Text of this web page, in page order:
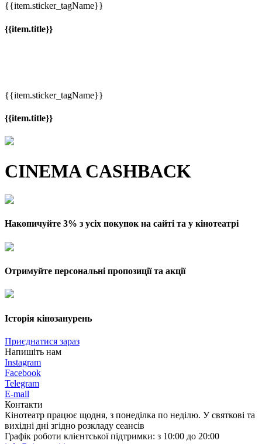
{{item.sticker_tagName}}
{{item.title}}
{{item.sticker_tagName}}
{{item.title}}
CINEMA CASHBACK
Накопичуйте 3% з усіх покупок на сайті та у кінотеатрі
Отримуйте персональні пропозиції та акції
Історія кінозанурень
Приєднатися зараз
Напишіть нам
Instagram
Facebook
Telegram
E-mail
Контакти
Кінотеатр працює щодня, з понеділка по неділю. У святкові та
вихідні дні згідно розкладу сеансів
Графік роботи клієнтської підтримки: з 10:00 до 20:00